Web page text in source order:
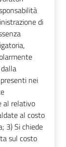
di
nei
al relativo
al costo
3) Si chiede
sul costo